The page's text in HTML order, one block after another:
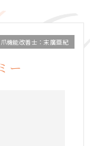
爪機能改善士：末廣亜紀
ー